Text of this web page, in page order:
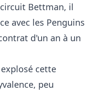
Bettman, il
avec les Penguins
d'un an à un
cette
peu